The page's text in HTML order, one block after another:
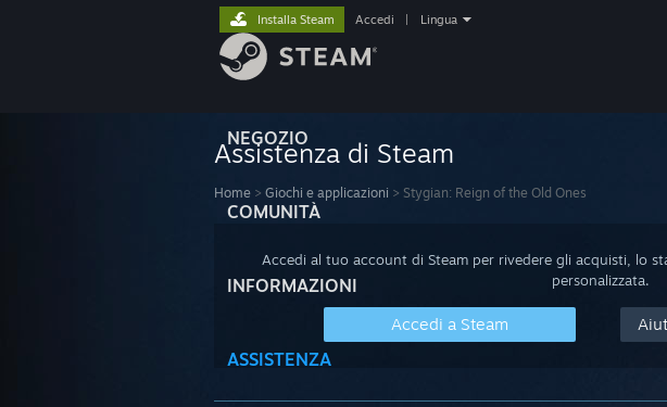
NEGOZIO
COMUNITÀ
INFORMAZIONI
ASSISTENZA
Installa Steam Accedi Lingua
Assistenza di Steam
Home > Giochi e applicazioni > Stygian: Reign of the Old Ones
Accedi al tuo account di Steam per rivedere gli acquisti, lo
personalizzata.
Accedi a Steam